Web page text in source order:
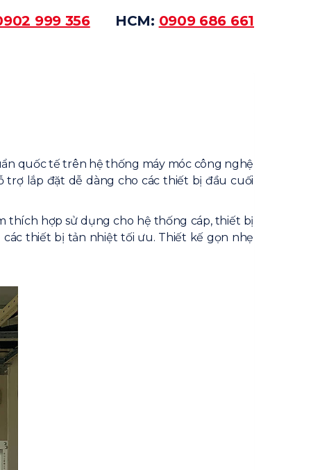
999 356 HCM: 0909 686 661
quốc tế trên hệ thống máy móc công nghệ
trợ lắp đặt dễ dàng cho các thiết bị đầu cuối
thích hợp sử dụng cho hệ thống cáp, thiết bị
thiết bị tản nhiệt tối ưu. Thiết kế gọn nhẹ